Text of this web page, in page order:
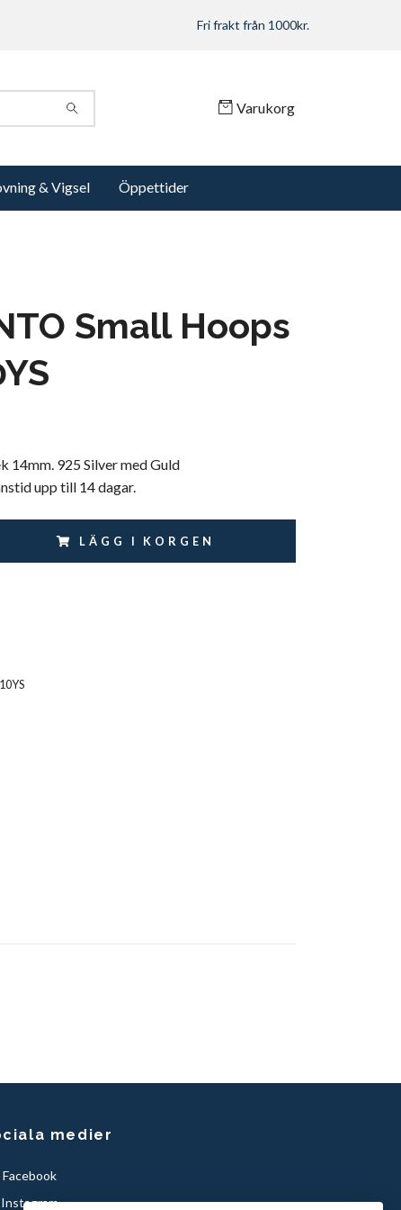
Fri frakt från 1000kr.
Varukorg
& Vigsel Öppettider
Small Hoops
14mm. 925 Silver med Guld
upp till 14 dagar.
LÄGG I KORGEN
medier
Facebook
Instagram